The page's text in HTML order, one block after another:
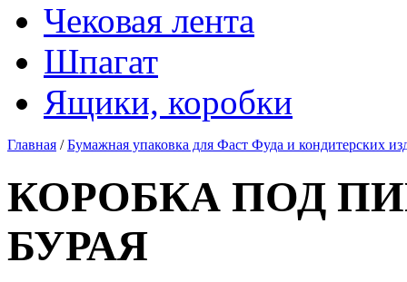
Чековая лента
Шпагат
Ящики, коробки
Главная /Бумажная упаковка для Фаст Фуда и кондитерских
КОРОБКА ПОД
БУРАЯ